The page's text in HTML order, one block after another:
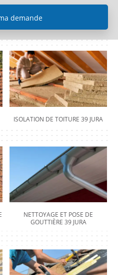
ISOLATION DE TOITURE 39 JURA
NETTOYAGE ET POSE DE
GOUTTIÈRE 39 JURA